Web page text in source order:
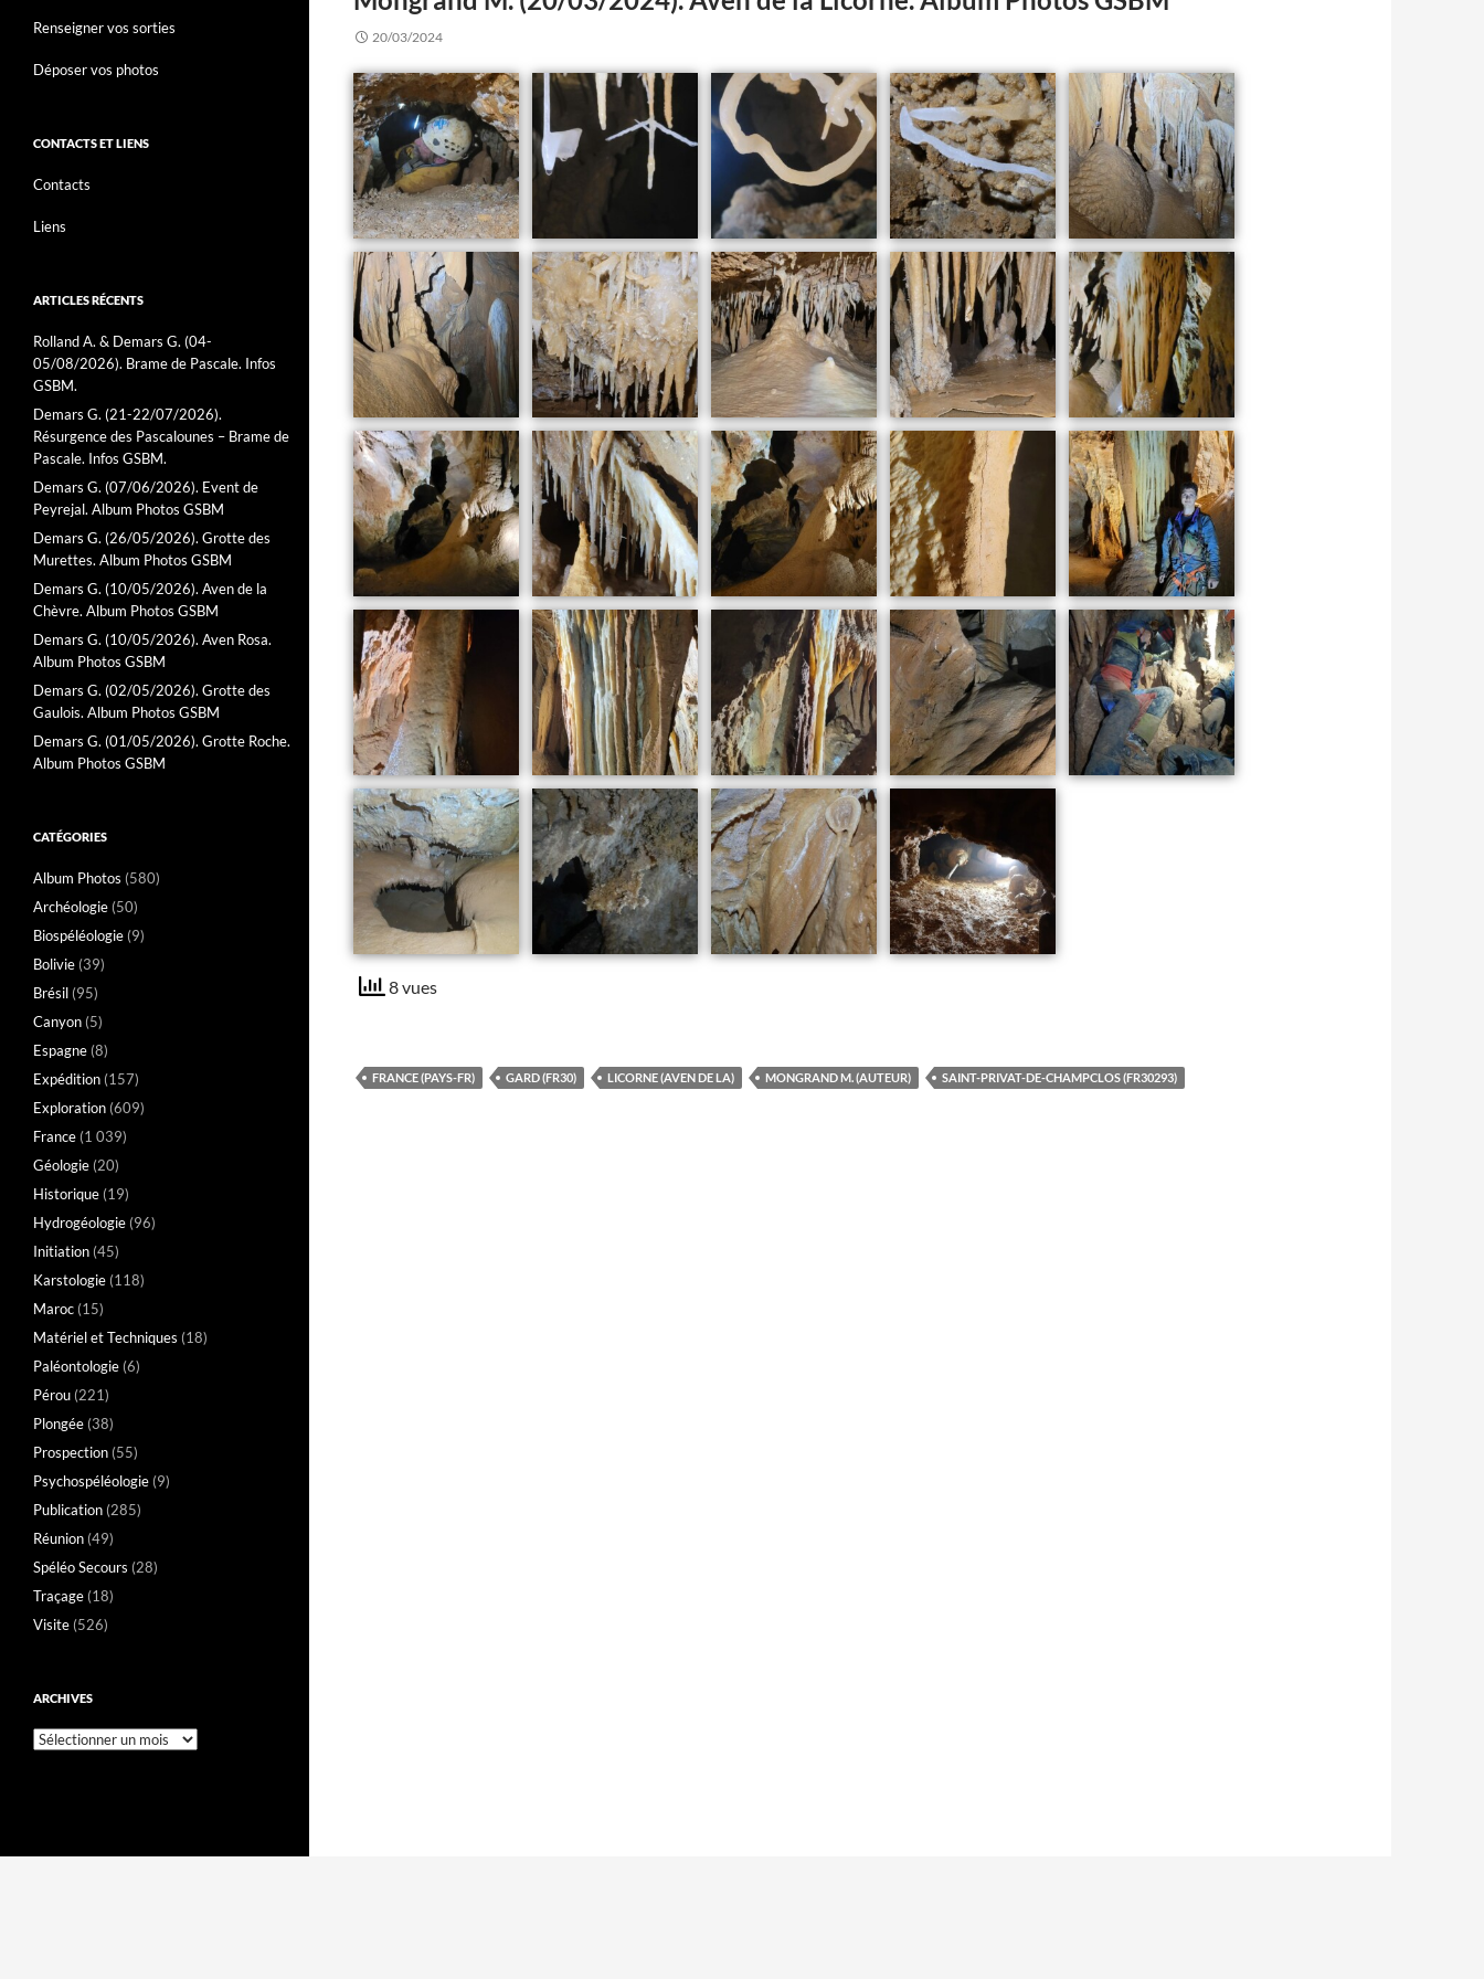
20/03/2024
8 vues
FRANCE (PAYS-FR) GARD (FR30) LICORNE (AVEN DE LA) MONGRAND M. (AUTEUR) SAINT-PRIVAT-DE-CHAMPCLOS (FR30293)
Renseigner vos sorties
Déposer vos photos
CONTACTS ET LIENS
Contacts
Liens
ARTICLES RÉCENTS
Rolland A. & Demars G. (04-
05/08/2026). Brame de Pascale. Infos
GSBM.
Demars G. (21-22/07/2026).
Résurgence des Pascalounes – Brame de
Pascale. Infos GSBM.
Demars G. (07/06/2026). Event de
Peyrejal. Album Photos GSBM
Demars G. (26/05/2026). Grotte des
Murettes. Album Photos GSBM
Demars G. (10/05/2026). Aven de la
Chèvre. Album Photos GSBM
Demars G. (10/05/2026). Aven Rosa.
Album Photos GSBM
Demars G. (02/05/2026). Grotte des
Gaulois. Album Photos GSBM
Demars G. (01/05/2026). Grotte Roche.
Album Photos GSBM
CATÉGORIES
Album Photos (580)
Archéologie (50)
Biospéléologie (9)
Bolivie (39)
Brésil (95)
Canyon (5)
Espagne (8)
Expédition (157)
Exploration (609)
France (1 039)
Géologie (20)
Historique (19)
Hydrogéologie (96)
Initiation (45)
Karstologie (118)
Maroc (15)
Matériel et Techniques (18)
Paléontologie (6)
Pérou (221)
Plongée (38)
Prospection (55)
Psychospéléologie (9)
Publication (285)
Réunion (49)
Spéléo Secours (28)
Traçage (18)
Visite (526)
ARCHIVES
Archives